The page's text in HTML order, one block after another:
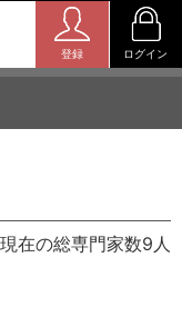
登録 ログイン
現在の総専門家数9人